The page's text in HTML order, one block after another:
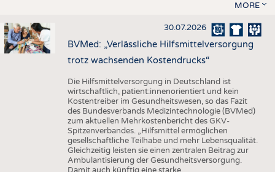
MORE
30.07.2026
BVMed: „Verlässliche Hilfsmittelversorgung
trotz wachsenden Kostendrucks“
Die Hilfsmittelversorgung in Deutschland ist
wirtschaftlich, patient:innenorientiert und kein
Kostentreiber im Gesundheitswesen, so das Fazit
des Bundesverbands Medizintechnologie (BVMed)
zum aktuellen Mehrkostenbericht des GKV-
Spitzenverbandes. „Hilfsmittel ermöglichen
gesellschaftliche Teilhabe und mehr Lebensqualität.
Gleichzeitig leisten sie einen zentralen Beitrag zur
Ambulantisierung der Gesundheitsversorgung.
Damit auch künftig eine starke